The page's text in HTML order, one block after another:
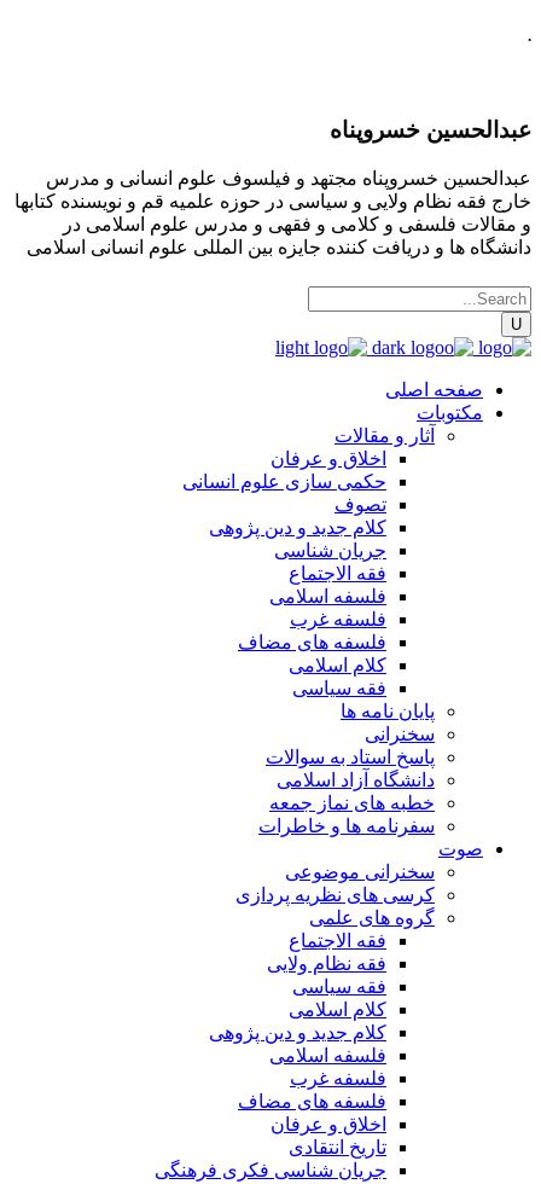
.
عبدالحسین خسروپناه
عبدالحسین خسروپناه مجتهد و فیلسوف علوم انسانی و مدرس
خارج فقه نظام ولایی و سیاسی در حوزه علمیه قم و نویسنده کتابها
و مقالات فلسفی و کلامی و فقهی و مدرس علوم اسلامی در
دانشگاه ها و دریافت کننده جایزه بین المللی علوم انسانی اسلامی
صفحه اصلی
مکتوبات
آثار و مقالات
اخلاق و عرفان
حکمی سازی علوم انسانی
تصوف
کلام جدید و دین پژوهی
جریان شناسی
فقه الاجتماع
فلسفه اسلامی
فلسفه غرب
فلسفه های مضاف
کلام اسلامی
فقه سیاسی
پایان نامه ها
سخنرانی
پاسخ استاد به سوالات
دانشگاه آزاد اسلامی
خطبه های نماز جمعه
سفرنامه ها و خاطرات
صوت
سخنرانی موضوعی
کرسی های نظریه پردازی
گروه های علمی
فقه الاجتماع
فقه نظام ولایی
فقه سیاسی
کلام اسلامی
کلام جدید و دین پژوهی
فلسفه اسلامی
فلسفه غرب
فلسفه های مضاف
اخلاق و عرفان
تاریخ انتقادی
جریان شناسی فکری فرهنگی